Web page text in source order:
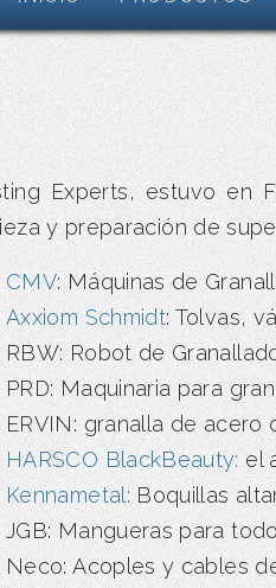
Experts, estuvo en
y preparación de
CMV: Máquinas de
Axxiom Schmidt: Tolvas,
RBW: Robot de
PRD: Maquinaria para
ERVIN: granalla de acero
HARSCO BlackBeauty: el
Kennametal: Boquillas
JGB: Mangueras para
Neco: Acoples y cables